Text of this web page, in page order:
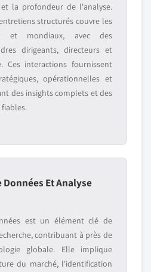
la profondeur de l'analyse.
structurés couvre les
et mondiaux, avec des
dirigeants, directeurs et
Ces interactions fournissent
opérationnelles et
des insights complets et des
Et Analyse
est un élément clé de
contribuant à près de
globale. Elle implique
du marché, l'identification